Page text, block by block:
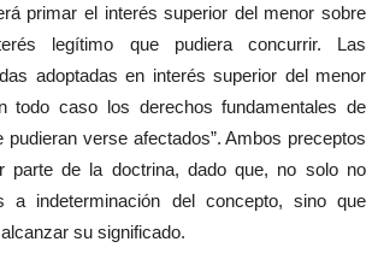
primar el interés superior del menor sobre
legítimo que pudiera concurrir. Las
adoptadas en interés superior del menor
todo caso los derechos fundamentales de
pudieran verse afectados”. Ambos preceptos
parte de la doctrina, dado que, no solo no
a indeterminación del concepto, sino que
su significado.